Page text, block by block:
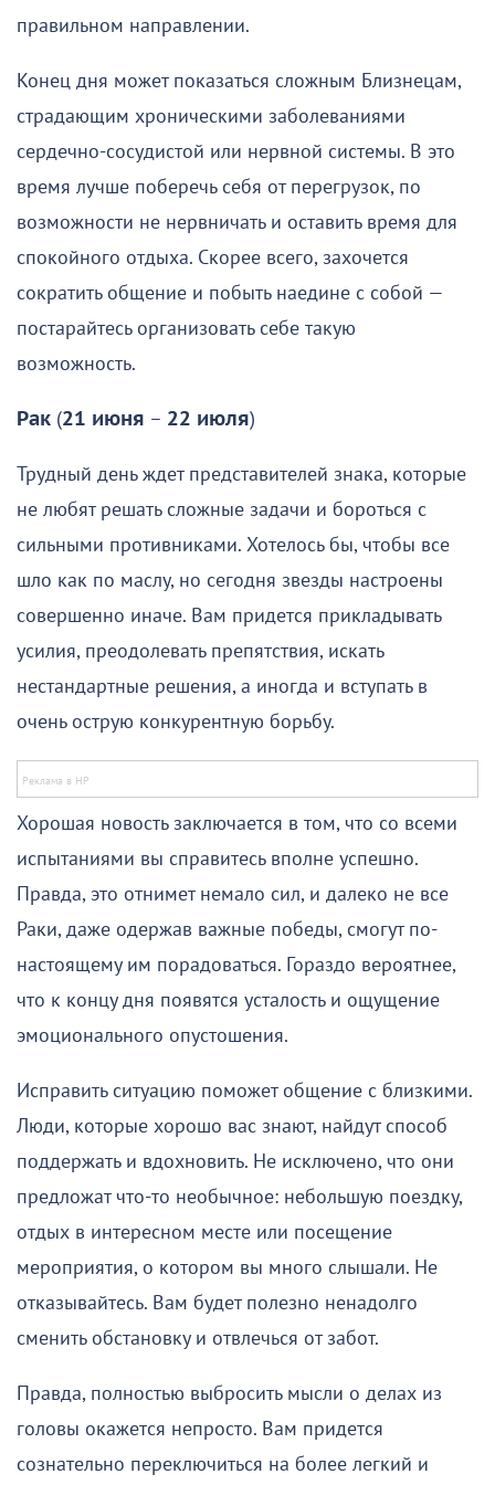
правильном направлении.
Конец дня может показаться сложным Близнецам,
страдающим хроническими заболеваниями
сердечно-сосудистой или нервной системы. В это
время лучше поберечь себя от перегрузок, по
возможности не нервничать и оставить время для
спокойного отдыха. Скорее всего, захочется
сократить общение и побыть наедине с собой —
постарайтесь организовать себе такую
возможность.
Рак (21 июня – 22 июля)
Трудный день ждет представителей знака, которые
не любят решать сложные задачи и бороться с
сильными противниками. Хотелось бы, чтобы все
шло как по маслу, но сегодня звезды настроены
совершенно иначе. Вам придется прикладывать
усилия, преодолевать препятствия, искать
нестандартные решения, а иногда и вступать в
очень острую конкурентную борьбу.
Хорошая новость заключается в том, что со всеми
испытаниями вы справитесь вполне успешно.
Правда, это отнимет немало сил, и далеко не все
Раки, даже одержав важные победы, смогут по-
настоящему им порадоваться. Гораздо вероятнее,
что к концу дня появятся усталость и ощущение
эмоционального опустошения.
Исправить ситуацию поможет общение с близкими.
Люди, которые хорошо вас знают, найдут способ
поддержать и вдохновить. Не исключено, что они
предложат что-то необычное: небольшую поездку,
отдых в интересном месте или посещение
мероприятия, о котором вы много слышали. Не
отказывайтесь. Вам будет полезно ненадолго
сменить обстановку и отвлечься от забот.
Правда, полностью выбросить мысли о делах из
головы окажется непросто. Вам придется
сознательно переключиться на более легкий и